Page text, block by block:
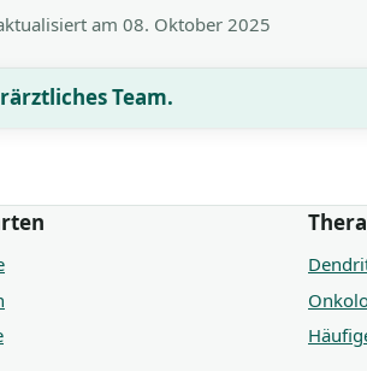
am 08. Oktober 2025
Team.